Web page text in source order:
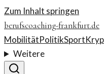
Zum Inhalt springen
berufscoaching-frankfurt.de
MobilitätPolitikSport
Weitere